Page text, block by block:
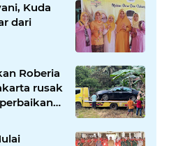
Kuda
dari
Roberia
rusak